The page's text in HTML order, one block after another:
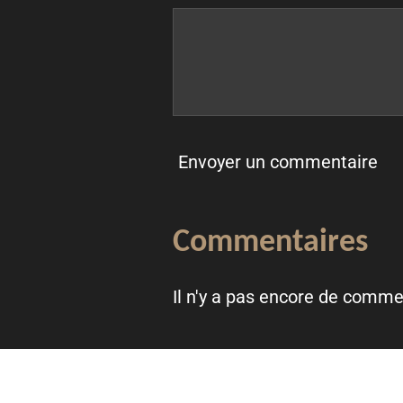
Envoyer un commentaire
Commentaires
Il n'y a pas encore de